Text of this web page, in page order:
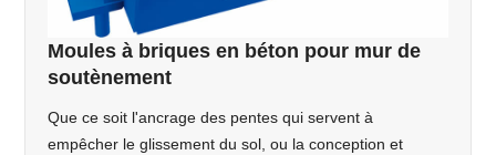
Moules à briques en béton pour mur de
soutènement
Que ce soit l'ancrage des pentes qui servent à
empêcher le glissement du sol, ou la conception et